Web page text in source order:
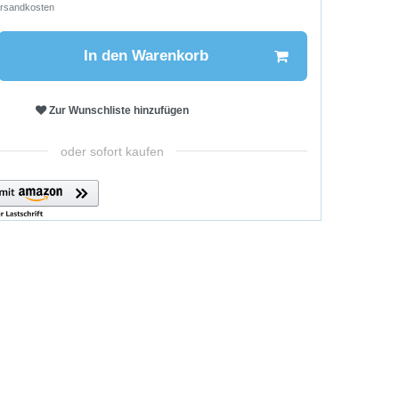
In den Warenkorb
Zur Wunschliste hinzufügen
oder sofort kaufen